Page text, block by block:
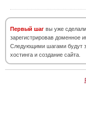
Первый шаг вы уже сделали,
зарегистрировав доменное
Следующими шагами будут
хостинга и создание сайта.